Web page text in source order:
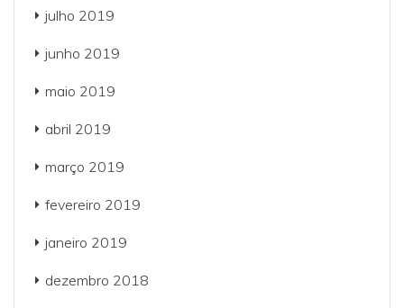
julho 2019
junho 2019
maio 2019
abril 2019
março 2019
fevereiro 2019
janeiro 2019
dezembro 2018